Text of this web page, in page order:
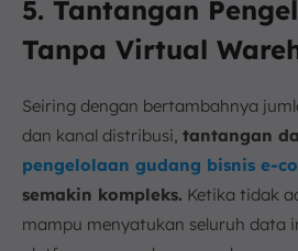
5. Tantangan
Tanpa Virtual
Seiring dengan bertambahnya
dan kanal distribusi, tantangan
pengelolaan gudang bisnis e-
semakin kompleks. Ketika tidak
mampu menyatukan seluruh data